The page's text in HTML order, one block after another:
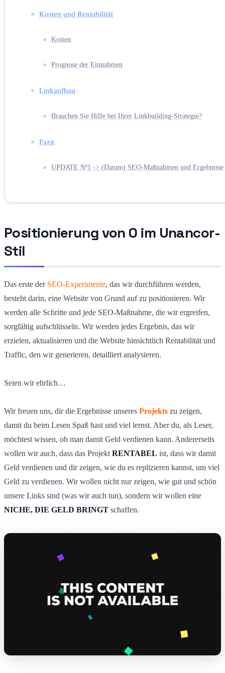
Kosten und Rentabilität
Kosten
Prognose der Einnahmen
Linkaufbau
Brauchen Sie Hilfe bei Ihrer Linkbuilding-Strategie?
Fazit
UPDATE Nº1 -> (Datum) SEO-Maßnahmen und Ergebnisse
Positionierung von 0 im Unancor-
Stil
Das erste der SEO-Experimente, das wir durchführen werden,
besteht darin, eine Website von Grund auf zu positionieren. Wir
werden alle Schritte und jede SEO-Maßnahme, die wir ergreifen,
sorgfältig aufschlüsseln. Wir werden jedes Ergebnis, das wir
erzielen, aktualisieren und die Website hinsichtlich Rentabilität und
Traffic, den wir generieren, detailliert analysieren.
Seien wir ehrlich…
Wir freuen uns, dir die Ergebnisse unseres Projekts zu zeigen,
damit du beim Lesen Spaß hast und viel lernst. Aber du, als Leser,
möchtest wissen, ob man damit Geld verdienen kann. Andererseits
wollen wir auch, dass das Projekt RENTABEL ist, dass wir damit
Geld verdienen und dir zeigen, wie du es replizieren kannst, um viel
Geld zu verdienen. Wir wollen nicht nur zeigen, wie gut und schön
unsere Links sind (was wir auch tun), sondern wir wollen eine
NICHE, DIE GELD BRINGT schaffen.